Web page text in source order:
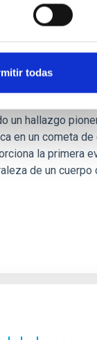
todas
"jet"
IAC y Light
un hallazgo
en un cometa
la primera
de un